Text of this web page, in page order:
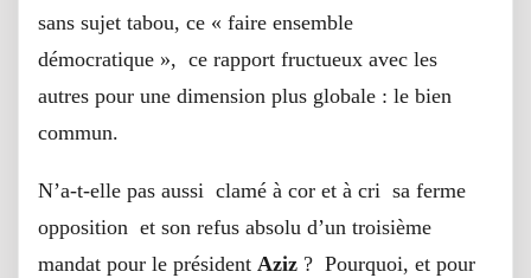
sans sujet tabou, ce « faire ensemble
démocratique », ce rapport fructueux avec les
autres pour une dimension plus globale : le bien
commun.
N’a-t-elle pas aussi clamé à cor et à cri sa ferme
opposition et son refus absolu d’un troisième
mandat pour le président Aziz ? Pourquoi, et pour